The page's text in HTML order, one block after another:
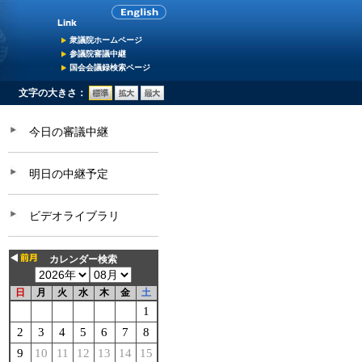
衆議院ホームページ
参議院審議中継
国会会議録検索ページ
文字の大きさ：
今日の審議中継
明日の中継予定
ビデオライブラリ
カレンダー検索
日 月 火 水 木 金 土
1
2
3 4 5 6 7
8
9
10 11 12 13 14
15